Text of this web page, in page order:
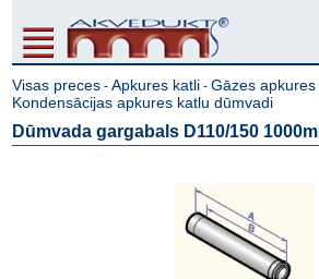
Visas preces -Apkures katli -Gāzes
Kondensācijas apkures katlu dūmvadi
Dūmvada gargabals D110/150